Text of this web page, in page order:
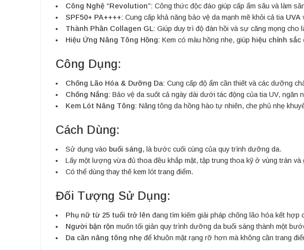
Công Nghệ “Revolution”: Công thức độc đáo giúp cấp ẩm sâu và làm
SPF50+ PA++++: Cung cấp khả năng bảo vệ da mạnh mẽ khỏi cả tia UVA
Thành Phần Collagen GL: Giúp duy trì độ đàn hồi và sự căng mọng cho
Hiệu Ứng Nâng Tông Hồng: Kem có màu hồng nhẹ, giúp hiệu chỉnh
Công Dụng:
Chống Lão Hóa & Dưỡng Da: Cung cấp độ ẩm cần thiết và các dưỡng
Chống Nắng: Bảo vệ da suốt cả ngày dài dưới tác động của tia UV, ngăn
Kem Lót Nâng Tông: Nâng tông da hồng hào tự nhiên, che phủ nhẹ
Cách Dùng:
Sử dụng vào buổi sáng, là bước cuối cùng của quy trình dưỡng da.
Lấy một lượng vừa đủ thoa đều khắp mặt, tập trung thoa kỹ ở vùng trán
Có thể dùng thay thế kem lót trang điểm.
Đối Tượng Sử Dụng:
Phụ nữ từ 25 tuổi trở lên đang tìm kiếm giải pháp chống lão hóa kết hợp
Người bận rộn muốn tối giản quy trình dưỡng da buổi sáng thành một
Da cần nâng tông nhẹđể khuôn mặt rạng rỡ hơn mà không cần trang